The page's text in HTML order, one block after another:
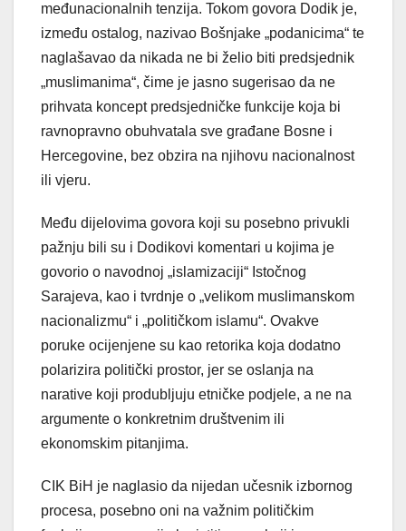
međunacionalnih tenzija. Tokom govora Dodik je,
između ostalog, nazivao Bošnjake „podanicima“ te
naglašavao da nikada ne bi želio biti predsjednik
„muslimanima“, čime je jasno sugerisao da ne
prihvata koncept predsjedničke funkcije koja bi
ravnopravno obuhvatala sve građane Bosne i
Hercegovine, bez obzira na njihovu nacionalnost
ili vjeru.
Među dijelovima govora koji su posebno privukli
pažnju bili su i Dodikovi komentari u kojima je
govorio o navodnoj „islamizaciji“ Istočnog
Sarajeva, kao i tvrdnje o „velikom muslimanskom
nacionalizmu“ i „političkom islamu“. Ovakve
poruke ocijenjene su kao retorika koja dodatno
polarizira politički prostor, jer se oslanja na
narative koji produbljuju etničke podjele, a ne na
argumente o konkretnim društvenim ili
ekonomskim pitanjima.
CIK BiH je naglasio da nijedan učesnik izbornog
procesa, posebno oni na važnim političkim